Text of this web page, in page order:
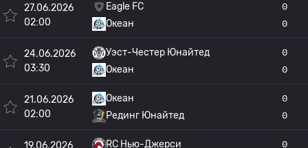
27.06.2026
02:00
Eagle FC
Океан
0
0
24.06.2026
03:30
Уэст-Честер Юнайтед
Океан
0
0
21.06.2026
02:00
Океан
Рединг Юнайтед
0
0
19.06.2026
RC Нью-Джерси
0